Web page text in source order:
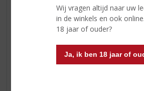
Wij vragen altijd naar uw
in de winkels en ook
18 jaar of ouder?
Ja, ik ben 18 jaar of
FRISDRANK
GLASWERK
GESCHENKVERPAKKING
(RELATIE)GESCHENKEN